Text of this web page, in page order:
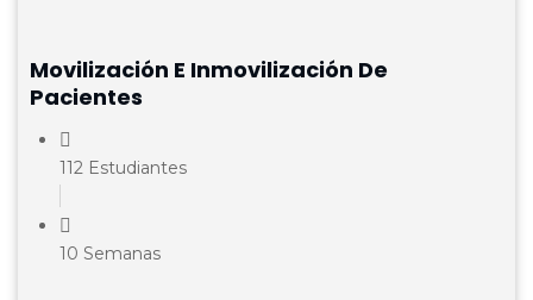
Movilización E Inmovilización De
Pacientes
112 Estudiantes
10 Semanas